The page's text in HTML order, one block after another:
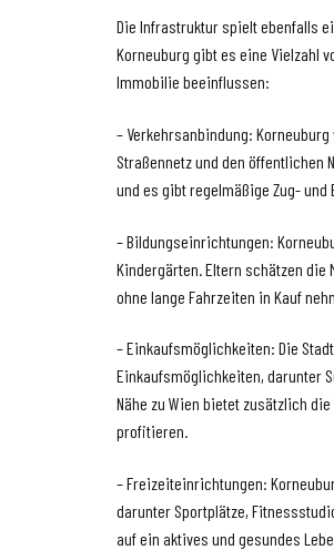
Die Infrastruktur spielt ebenfalls
Korneuburg gibt es eine Vielzahl
Immobilie beeinflussen:
– Verkehrsanbindung:
Straßennetz und den öffentlichen
und es gibt regelmäßige Zug-
– Bildungseinrichtungen:
Kindergärten. Eltern schätzen die
ohne lange Fahrzeiten in Kauf
– Einkaufsmöglichkeiten: Die
Einkaufsmöglichkeiten, darunter
Nähe zu Wien bietet zusätzlich
profitieren.
– Freizeiteinrichtungen:
darunter Sportplätze,
auf ein aktives und gesundes